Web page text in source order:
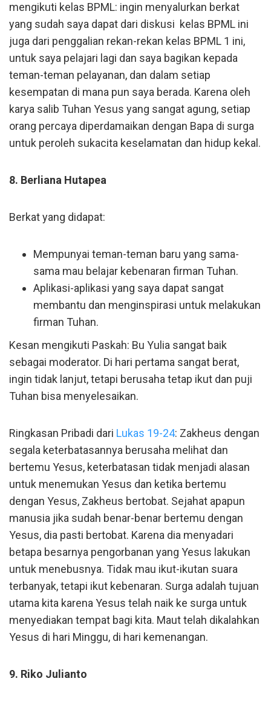
mengikuti kelas BPML: ingin menyalurkan berkat
yang sudah saya dapat dari diskusi kelas BPML ini
juga dari penggalian rekan-rekan kelas BPML 1 ini,
untuk saya pelajari lagi dan saya bagikan kepada
teman-teman pelayanan, dan dalam setiap
kesempatan di mana pun saya berada. Karena oleh
karya salib Tuhan Yesus yang sangat agung, setiap
orang percaya diperdamaikan dengan Bapa di surga
untuk peroleh sukacita keselamatan dan hidup kekal.
8. Berliana Hutapea
Berkat yang didapat:
Mempunyai teman-teman baru yang sama-
sama mau belajar kebenaran firman Tuhan.
Aplikasi-aplikasi yang saya dapat sangat
membantu dan menginspirasi untuk melakukan
firman Tuhan.
Kesan mengikuti Paskah: Bu Yulia sangat baik
sebagai moderator. Di hari pertama sangat berat,
ingin tidak lanjut, tetapi berusaha tetap ikut dan puji
Tuhan bisa menyelesaikan.
Ringkasan Pribadi dari Lukas 19-24: Zakheus dengan
segala keterbatasannya berusaha melihat dan
bertemu Yesus, keterbatasan tidak menjadi alasan
untuk menemukan Yesus dan ketika bertemu
dengan Yesus, Zakheus bertobat. Sejahat apapun
manusia jika sudah benar-benar bertemu dengan
Yesus, dia pasti bertobat. Karena dia menyadari
betapa besarnya pengorbanan yang Yesus lakukan
untuk menebusnya. Tidak mau ikut-ikutan suara
terbanyak, tetapi ikut kebenaran. Surga adalah tujuan
utama kita karena Yesus telah naik ke surga untuk
menyediakan tempat bagi kita. Maut telah dikalahkan
Yesus di hari Minggu, di hari kemenangan.
9. Riko Julianto